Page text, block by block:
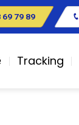
69 79 89
Tracking